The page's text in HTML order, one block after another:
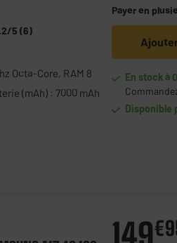
/5 (6)
Octa-Core, RAM 8
(mAh) : 7000 mAh
Payer en
En stock à
Disponible
€